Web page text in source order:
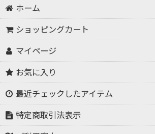
ホーム
ショッピングカート
マイページ
お気に入り
最近チェックしたアイテム
特定商取引法表示